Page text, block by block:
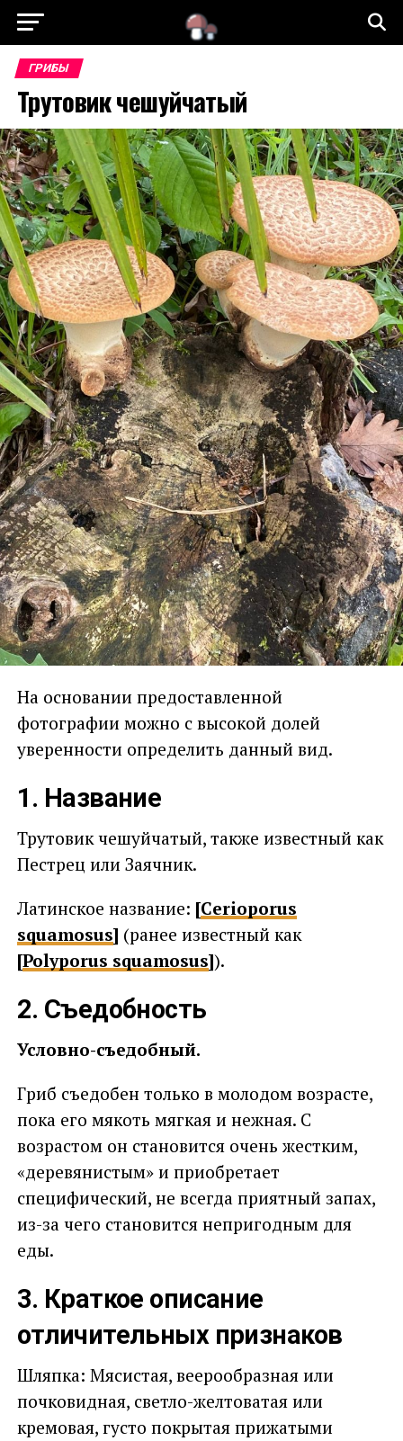
ГРИБЫ
Трутовик чешуйчатый
На основании предоставленной
фотографии можно с высокой долей
уверенности определить данный вид.
1. Название
Трутовик чешуйчатый, также известный как
Пестрец или Заячник.
Латинское название: [Cerioporus
squamosus] (ранее известный как
[Polyporus squamosus]).
2. Съедобность
Условно-съедобный.
Гриб съедобен только в молодом возрасте,
пока его мякоть мягкая и нежная. С
возрастом он становится очень жестким,
«деревянистым» и приобретает
специфический, не всегда приятный запах,
из-за чего становится непригодным для
еды.
3. Краткое описание
отличительных признаков
Шляпка: Мясистая, веерообразная или
почковидная, светло-желтоватая или
кремовая, густо покрытая прижатыми